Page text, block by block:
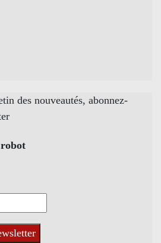
des nouveautés, abonnez-
robot